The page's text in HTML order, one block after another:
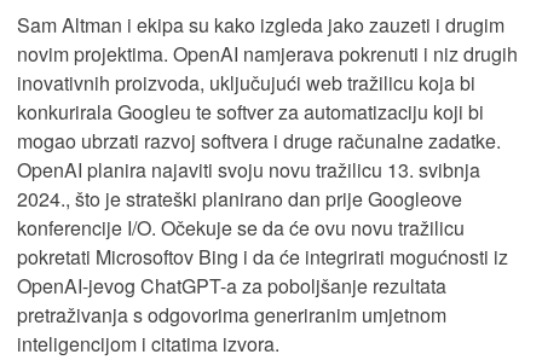
Sam Altman i ekipa su kako izgleda jako zauzeti i drugim
novim projektima. OpenAI namjerava pokrenuti i niz drugih
inovativnih proizvoda, uključujući web tražilicu koja bi
konkurirala Googleu te softver za automatizaciju koji bi
mogao ubrzati razvoj softvera i druge računalne zadatke.
OpenAI planira najaviti svoju novu tražilicu 13. svibnja
2024., što je strateški planirano dan prije Googleove
konferencije I/O. Očekuje se da će ovu novu tražilicu
pokretati Microsoftov Bing i da će integrirati mogućnosti iz
OpenAI-jevog ChatGPT-a za poboljšanje rezultata
pretraživanja s odgovorima generiranim umjetnom
inteligencijom i citatima izvora.